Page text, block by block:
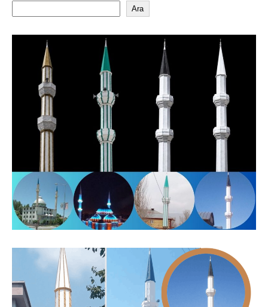
Ara